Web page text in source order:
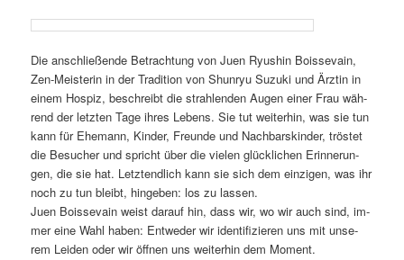
Die an­schlie­ßen­de Be­trach­tung von Juen Ry­us­hin Bo­is­se­vain,
Zen-Meis­te­rin in der Tra­di­ti­on von Shun­ryu Su­zu­ki und Ärz­tin in
ei­nem Hos­piz, be­schreibt die strah­len­den Au­gen ei­ner Frau wäh­
rend der letz­ten Ta­ge ih­res Le­bens. Sie tut wei­ter­hin, was sie tun
kann für Ehe­mann, Kin­der, Freun­de und Nach­bars­kin­der, trös­tet
die Be­su­cher und spricht über die vie­len glück­li­chen Er­in­ne­run­
gen, die sie hat. Letzt­end­lich kann sie sich dem ein­zi­gen, was ihr
noch zu tun bleibt, hin­ge­ben: los zu lassen.
Juen Bo­is­se­vain weist dar­auf hin, dass wir, wo wir auch sind, im­
mer ei­ne Wahl ha­ben: Ent­we­der wir iden­ti­fi­zie­ren uns mit un­se­
rem Lei­den oder wir öff­nen uns wei­ter­hin dem Moment.